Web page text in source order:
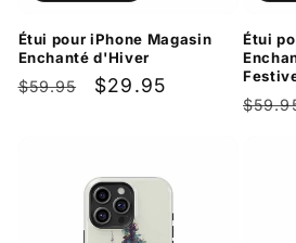
Étui pour iPhone Magasin
Enchanté d'Hiver
Prix
$59.95
Prix
$29.95
Étui
Prix